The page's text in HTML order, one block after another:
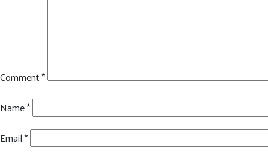
Comment*
Name*
Email*